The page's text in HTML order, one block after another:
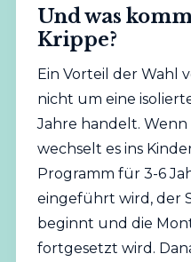
Und was
Krippe?
Ein Vorteil der Wahl
nicht um eine
Jahre handelt.
wechselt es ins
Programm für 3-6
eingeführt wird, der
beginnt und die
fortgesetzt wird.